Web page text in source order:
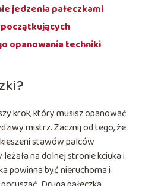
jedzenia pałeczkami
opanowania techniki
krok, który musisz opanować
mistrz. Zacznij od tego, że
stawów palców
na dolnej stronie kciuka i
powinna być nieruchoma i